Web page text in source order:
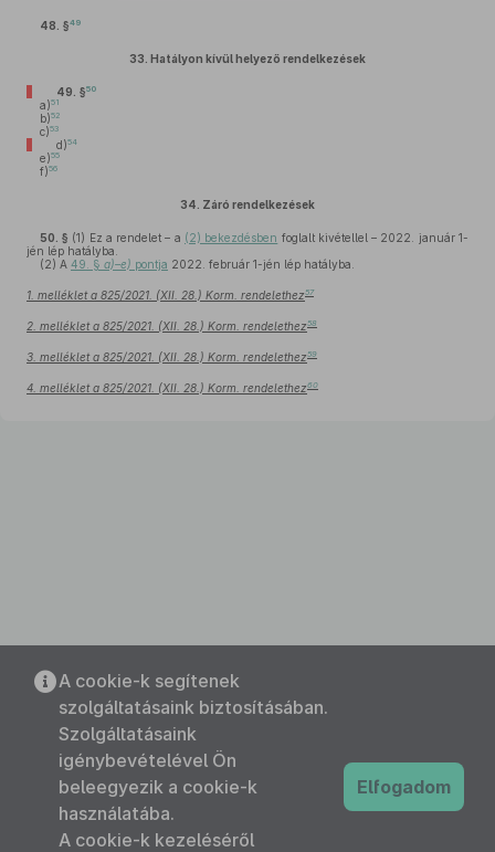
48. §49
33. Hatályon kívül helyező rendelkezések
49. §50
a)51
b)52
c)53
d)54
e)55
f)56
34. Záró rendelkezések
50. § (1) Ez a rendelet – a (2) bekezdésben foglalt kivétellel – 2022. január 1-
jén lép hatályba.
(2) A 49. § a)–e) pontja 2022. február 1-jén lép hatályba.
1. melléklet a 825/2021. (XII. 28.) Korm. rendelethez57
2. melléklet a 825/2021. (XII. 28.) Korm. rendelethez58
3. melléklet a 825/2021. (XII. 28.) Korm. rendelethez59
4. melléklet a 825/2021. (XII. 28.) Korm. rendelethez60
A cookie-k segítenek
szolgáltatásaink biztosításában.
Szolgáltatásaink
igénybevételével Ön
beleegyezik a cookie-k
használatába.
A cookie-k kezeléséről
Elfogadom